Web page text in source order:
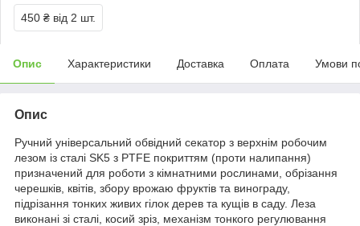
450 ₴ від 2 шт.
Опис Характеристики Доставка Оплата Умови
Опис
Ручний універсальний обвідний секатор з верхнім робочим
лезом із сталі SK5 з PTFE покриттям (проти налипання)
призначений для роботи з кімнатними рослинами, обрізання
черешків, квітів, збору врожаю фруктів та винограду,
підрізання тонких живих гiлок дерев та кущiв в саду. Леза
виконані зі сталі, косий зріз, механiзм тонкого регулювання